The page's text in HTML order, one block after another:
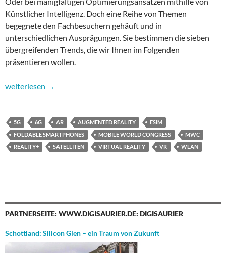
Künstlicher Intelligenz. Doch eine Reihe von Themen
begegnete den Fachbesuchern gehäuft und in
unterschiedlichen Ausprägungen. Sie bestimmen die sieben
übergreifenden Trends, die wir Ihnen im Folgenden
präsentieren wollen.
Mobile World Congress 2023: Die wichtigsten Trends im
weiterlesen →
5G 6G AR AUGMENTED REALITY
ESIM
FOLDABLE SMARTPHONES
MOBILE WORLD CONGRESS
MWC
REALITY+
SATELLITEN VIRTUAL REALITY VR WLAN
PARTNERSEITE: WWW.DIGISAURIER.DE: DIGISAURIER
Schottland: Silicon Glen – ein Traum von Zukunft